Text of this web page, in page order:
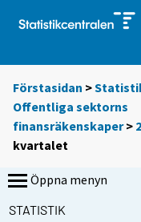
Förstasidan >
Offentliga sektorns
finansräkenskaper>
kvartalet
Öppna menyn
STATISTIK